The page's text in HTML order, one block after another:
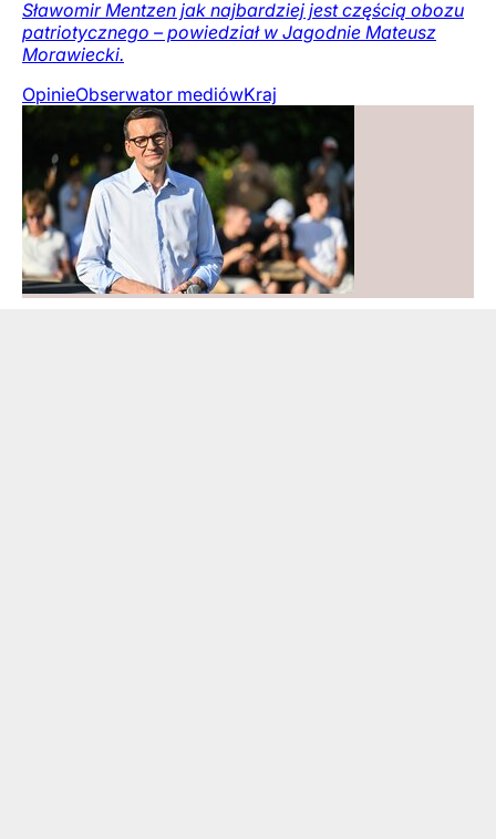
Sławomir Mentzen jak najbardziej jest częścią obozu
patriotycznego – powiedział w Jagodnie Mateusz
Morawiecki.
OpinieObserwator mediówKraj